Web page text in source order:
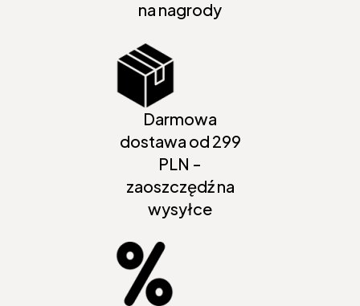
na nagrody
Darmowa
dostawa od 299
PLN -
zaoszczędź na
wysyłce